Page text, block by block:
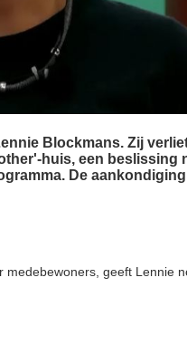
Blockmans. Zij
huis, een beslissing
De
geeft Lennie